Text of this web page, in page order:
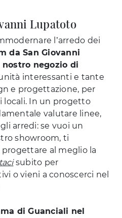
Lupatoto
l’arredo dei
da San Giovanni
negozio di
interessanti e tante
e progettazione, per
locali. In un progetto
valutare linee,
arredi: se vuoi un
showroom, ti
al meglio la
subito per
o vieni a conoscerci nel
di Guanciali nel